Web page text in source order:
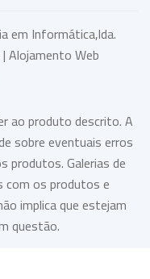
em Informática,lda.
Alojamento Web
ao produto descrito. A
sobre eventuais erros
produtos. Galerias de
com os produtos e
implica que estejam
questão.